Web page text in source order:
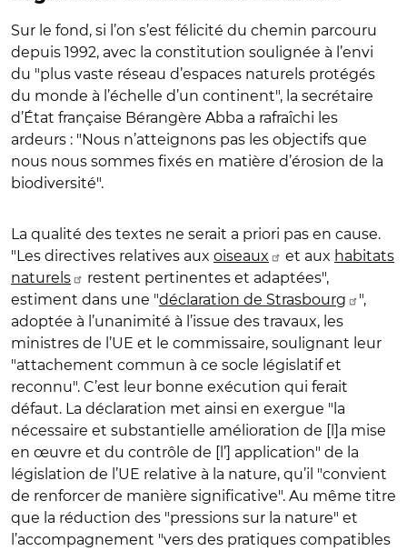
Sur le fond, si l’on s’est félicité du chemin parcouru
depuis 1992, avec la constitution soulignée à l’envi
du "plus vaste réseau d’espaces naturels protégés
du monde à l’échelle d’un continent", la secrétaire
d’État française Bérangère Abba a rafraîchi les
ardeurs : "Nous n’atteignons pas les objectifs que
nous nous sommes fixés en matière d’érosion de la
biodiversité".
La qualité des textes ne serait a priori pas en cause.
"Les directives relatives aux oiseaux et aux habitats
naturels
restent pertinentes et adaptées",
estiment dans une "déclaration de Strasbourg
",
adoptée à l’unanimité à l’issue des travaux, les
ministres de l’UE et le commissaire, soulignant leur
"attachement commun à ce socle législatif et
reconnu". C’est leur bonne exécution qui ferait
défaut. La déclaration met ainsi en exergue "la
nécessaire et substantielle amélioration de [l]a mise
en œuvre et du contrôle de [l’] application" de la
législation de l’UE relative à la nature, qu’il "convient
de renforcer de manière significative". Au même titre
que la réduction des "pressions sur la nature" et
l’accompagnement "vers des pratiques compatibles